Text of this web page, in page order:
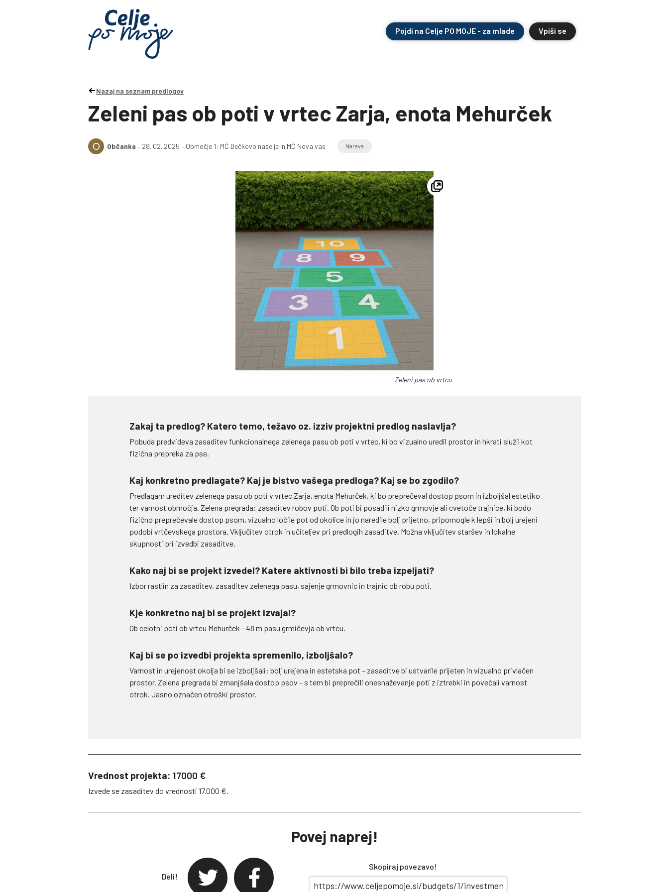
Pojdi na Celje PO MOJE - za mlade Vpiši se
Nazaj na seznam predlogov
Zeleni pas ob poti v vrtec Zarja, enota Mehurček
O Občanka – 28. 02. 2025 – Območje 1: MČ Dečkovo naselje in MČ Nova vas Narava
Zeleni pas ob vrtcu
Zakaj ta predlog? Katero temo, težavo oz. izziv projektni predlog naslavlja?
Pobuda predvideva zasaditev funkcionalnega zelenega pasu ob poti v vrtec, ki bo vizualno uredil prostor in hkrati služil kot
fizična prepreka za pse.
Kaj konkretno predlagate? Kaj je bistvo vašega predloga? Kaj se bo zgodilo?
Predlagam ureditev zelenega pasu ob poti v vrtec Zarja, enota Mehurček, ki bo preprečeval dostop psom in izboljšal estetiko
ter varnost območja. Zelena pregrada: zasaditev robov poti. Ob poti bi posadili nizko grmovje ali cvetoče trajnice, ki bodo
fizično preprečevale dostop psom, vizualno ločile pot od okolice in jo naredile bolj prijetno, pripomogle k lepši in bolj urejeni
podobi vrtčevskega prostora. Vključitev otrok in učiteljev pri predlogih zasaditve. Možna vključitev staršev in lokalne
skupnosti pri izvedbi zasaditve.
Kako naj bi se projekt izvedel? Katere aktivnosti bi bilo treba izpeljati?
Izbor rastlin za zasaditev, zasaditev zelenega pasu, sajenje grmovnic in trajnic ob robu poti.
Kje konkretno naj bi se projekt izvajal?
Ob celotni poti ob vrtcu Mehurček - 48 m pasu grmičevja ob vrtcu.
Kaj bi se po izvedbi projekta spremenilo, izboljšalo?
Varnost in urejenost okolja bi se izboljšali: bolj urejena in estetska pot – zasaditve bi ustvarile prijeten in vizualno privlačen
prostor. Zelena pregrada bi zmanjšala dostop psov – s tem bi preprečili onesnaževanje poti z iztrebki in povečali varnost
otrok. Jasno označen otroški prostor.
Vrednost projekta: 17000 €
Izvede se zasaditev do vrednosti 17.000 €.
Povej naprej!
Deli!
twitter
facebook
Skopiraj povezavo!